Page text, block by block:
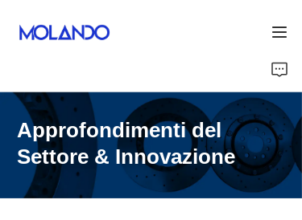
Approfondimenti del
Settore & Innovazione
Prodotti
Grazie